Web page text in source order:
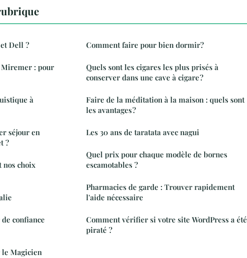
Dell ?
Miremer : pour
à
séjour en
?
nos choix
confiance
le Magicien
Comment faire pour bien dormir?
Quels sont les cigares les plus prisés à
conserver dans une cave à cigare ?
Faire de la méditation à la maison : quels sont
les avantages ?
Les 30 ans de taratata avec nagui
Quel prix pour chaque modèle de bornes
escamotables ?
Pharmacies de garde : Trouver rapidement
l'aide nécessaire
Comment vérifier si votre site WordPress a été
piraté ?